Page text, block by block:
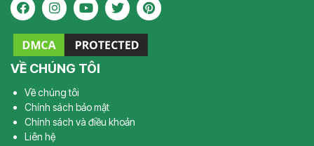
VỀ CHÚNG TÔI
Về chúng tôi
Chính sách bảo mật
Chính sách và điều khoản
Liên hệ